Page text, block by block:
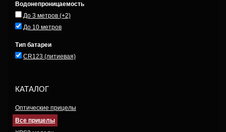
Водонепроницаемость
До 3 метров (+2)
До 10 метров
Тип батареи
CR123 (литиевая)
КАТАЛОГ
Оптические прицелы
Все прицелы